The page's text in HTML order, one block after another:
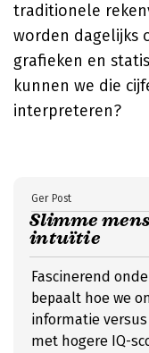
traditionele
worden dagelijks
grafieken en
kunnen we die
interpreteren?
Slimme
intuïtie
Ger Post
Fascinerend
bepaalt hoe we
informatie
met hogere IQ-